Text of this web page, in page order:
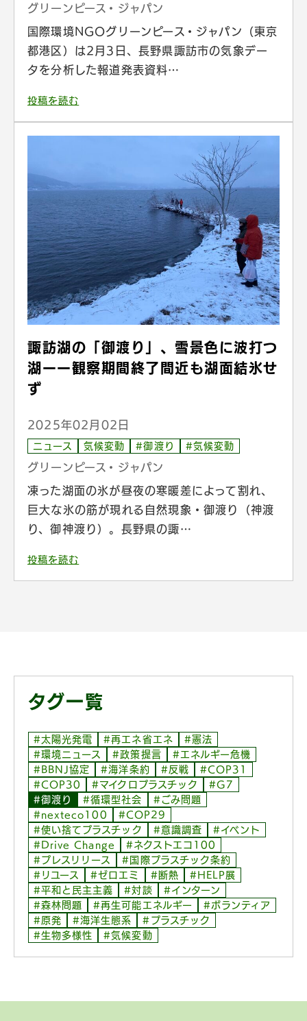
グリーンピース・ジャパン
国際環境NGOグリーンピース・ジャパン（東京
都港区）は2月3日、長野県諏訪市の気象デー
タを分析した報道発表資料…
投稿を読む
諏訪湖の「御渡り」、雪景色に波打つ
湖ーー観察期間終了間近も湖面結氷せ
ず
2025年02月02日
ニュース 気候変動 #御渡り #気候変動
グリーンピース・ジャパン
凍った湖面の氷が昼夜の寒暖差によって割れ、
巨大な氷の筋が現れる自然現象・御渡り（神渡
り、御神渡り）。長野県の諏…
投稿を読む
タグ一覧
#太陽光発電 #再エネ省エネ
#憲法
#環境ニュース
#政策提言
#エネルギー危機
#BBNJ協定
#海洋条約 #反戦
#COP31
#COP30
#マイクロプラスチック
#G7
#御渡り
#循環型社会
#ごみ問題
#nexteco100
#COP29
#使い捨てプラスチック
#意識調査
#イベント
#Drive Change
#ネクストエコ100
#プレスリリース
#国際プラスチック条約
#リユース
#ゼロエミ #断熱
#HELP展
#平和と民主主義
#対談
#インターン
#森林問題
#再生可能エネルギー
#ボランティア
#原発
#海洋生態系
#プラスチック
#生物多様性
#気候変動